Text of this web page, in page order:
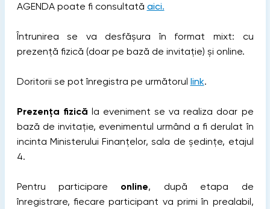
AGENDA poate fi consultată aici.
Întrunirea se va desfășura în format mixt: cu
prezență fizică (doar pe bază de invitație) și online.
Doritorii se pot înregistra pe următorul link.
Prezența fizică la eveniment se va realiza doar pe
bază de invitație, evenimentul urmând a fi derulat în
incinta Ministerului Finanțelor, sala de ședințe, etajul
4.
Pentru participare online, după etapa de
înregistrare, fiecare participant va primi în prealabil,